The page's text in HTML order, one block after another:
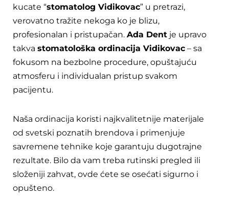
kucate “stomatolog Vidikovac” u pretrazi,
verovatno tražite nekoga ko je blizu,
profesionalan i pristupačan. Ada Dent je upravo
takva stomatološka ordinacija Vidikovac – sa
fokusom na bezbolne procedure, opuštajuću
atmosferu i individualan pristup svakom
pacijentu.
Naša ordinacija koristi najkvalitetnije materijale
od svetski poznatih brendova i primenjuje
savremene tehnike koje garantuju dugotrajne
rezultate. Bilo da vam treba rutinski pregled ili
složeniji zahvat, ovde ćete se osećati sigurno i
opušteno.